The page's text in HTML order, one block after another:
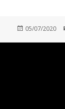
Yayın
05/07/2020